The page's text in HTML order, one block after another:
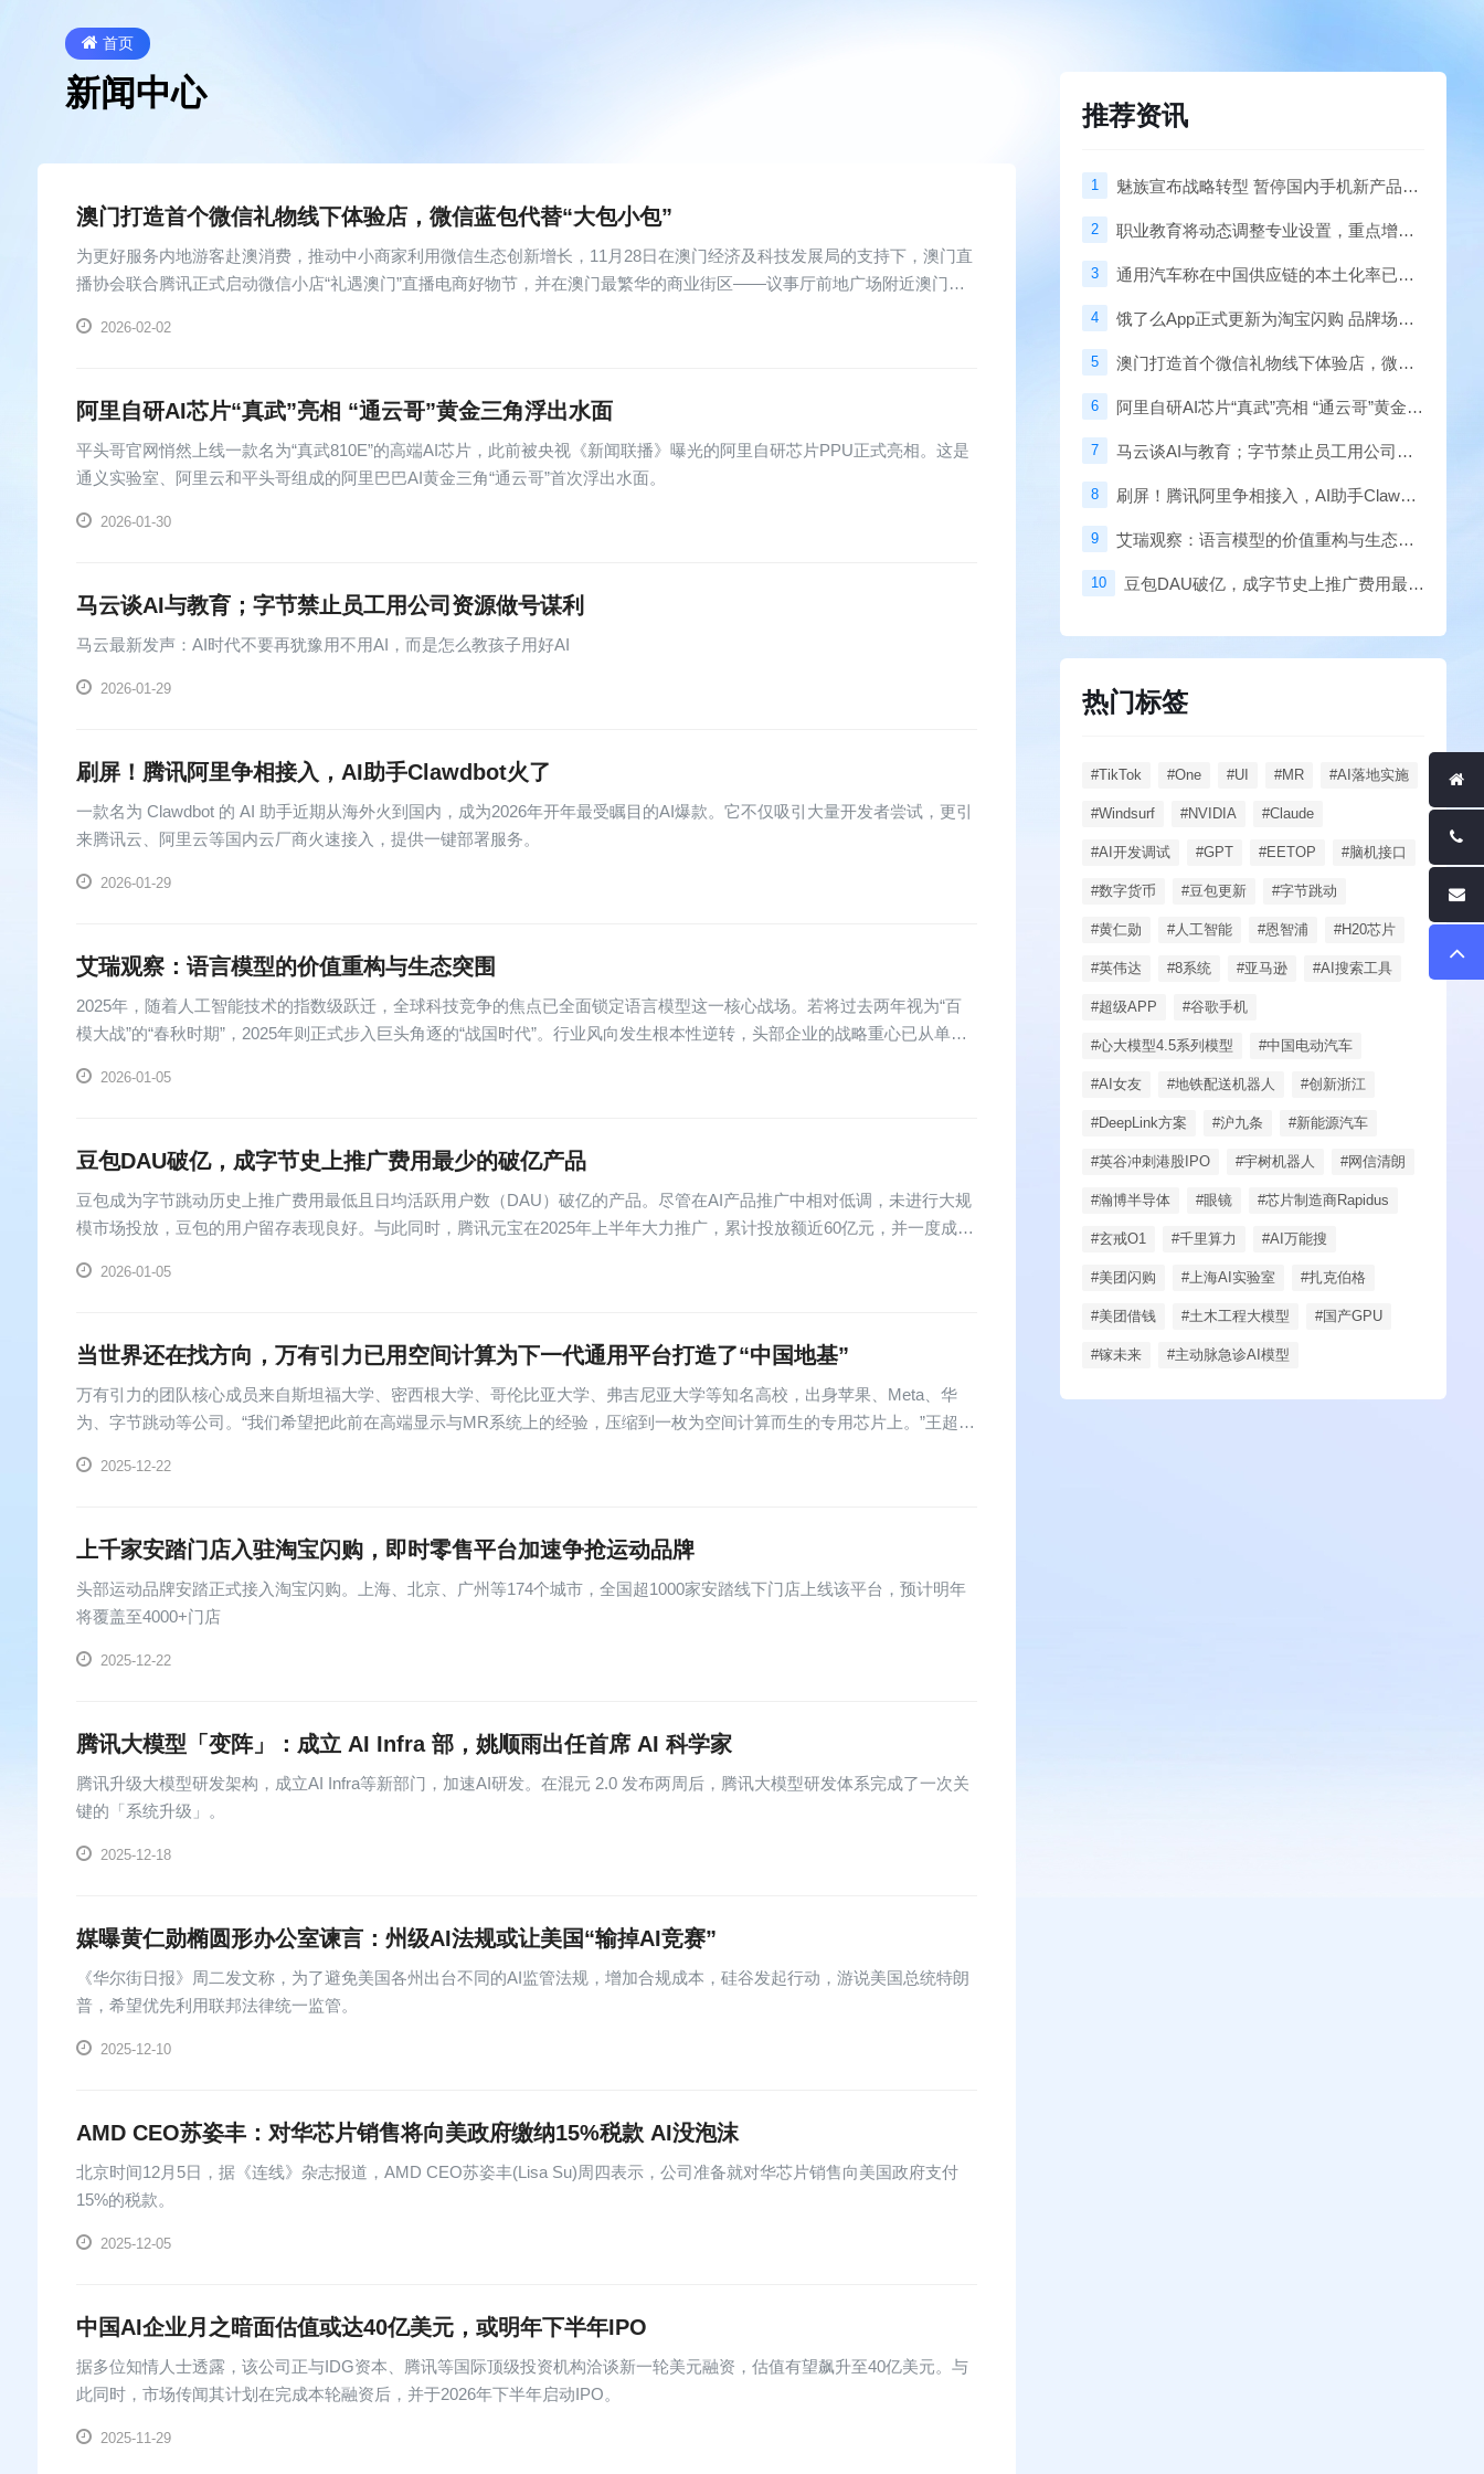
首页
新闻中心
澳门打造首个微信礼物线下体验店，微信蓝包代替“大包小包”
为更好服务内地游客赴澳消费，推动中小商家利用微信生态创新增长，11月28日在澳门经济及科技发展局的支持下，澳门直
播协会联合腾讯正式启动微信小店“礼遇澳门”直播电商好物节，并在澳门最繁华的商业街区——议事厅前地广场附近澳门何
2026-02-02
阿里自研AI芯片“真武”亮相 “通云哥”黄金三角浮出水面
平头哥官网悄然上线一款名为“真武810E”的高端AI芯片，此前被央视《新闻联播》曝光的阿里自研芯片PPU正式亮相。这是
通义实验室、阿里云和平头哥组成的阿里巴巴AI黄金三角“通云哥”首次浮出水面。
2026-01-30
马云谈AI与教育；字节禁止员工用公司资源做号谋利
马云最新发声：AI时代不要再犹豫用不用AI，而是怎么教孩子用好AI
2026-01-29
刷屏！腾讯阿里争相接入，AI助手Clawdbot火了
一款名为 Clawdbot 的 AI 助手近期从海外火到国内，成为2026年开年最受瞩目的AI爆款。它不仅吸引大量开发者尝试，更引
来腾讯云、阿里云等国内云厂商火速接入，提供一键部署服务。
2026-01-29
艾瑞观察：语言模型的价值重构与生态突围
2025年，随着人工智能技术的指数级跃迁，全球科技竞争的焦点已全面锁定语言模型这一核心战场。若将过去两年视为“百
模大战”的“春秋时期”，2025年则正式步入巨头角逐的“战国时代”。行业风向发生根本性逆转，头部企业的战略重心已从单纯
2026-01-05
豆包DAU破亿，成字节史上推广费用最少的破亿产品
豆包成为字节跳动历史上推广费用最低且日均活跃用户数（DAU）破亿的产品。尽管在AI产品推广中相对低调，未进行大规
模市场投放，豆包的用户留存表现良好。与此同时，腾讯元宝在2025年上半年大力推广，累计投放额近60亿元，并一度成为
2026-01-05
当世界还在找方向，万有引力已用空间计算为下一代通用平台打造了“中国地基”
万有引力的团队核心成员来自斯坦福大学、密西根大学、哥伦比亚大学、弗吉尼亚大学等知名高校，出身苹果、Meta、华
为、字节跳动等公司。“我们希望把此前在高端显示与MR系统上的经验，压缩到一枚为空间计算而生的专用芯片上。”王超昊
2025-12-22
上千家安踏门店入驻淘宝闪购，即时零售平台加速争抢运动品牌
头部运动品牌安踏正式接入淘宝闪购。上海、北京、广州等174个城市，全国超1000家安踏线下门店上线该平台，预计明年
将覆盖至4000+门店
2025-12-22
腾讯大模型「变阵」：成立 AI Infra 部，姚顺雨出任首席 AI 科学家
腾讯升级大模型研发架构，成立AI Infra等新部门，加速AI研发。在混元 2.0 发布两周后，腾讯大模型研发体系完成了一次关
键的「系统升级」。
2025-12-18
媒曝黄仁勋椭圆形办公室谏言：州级AI法规或让美国“输掉AI竞赛”
《华尔街日报》周二发文称，为了避免美国各州出台不同的AI监管法规，增加合规成本，硅谷发起行动，游说美国总统特朗
普，希望优先利用联邦法律统一监管。
2025-12-10
AMD CEO苏姿丰：对华芯片销售将向美政府缴纳15%税款 AI没泡沫
北京时间12月5日，据《连线》杂志报道，AMD CEO苏姿丰(Lisa Su)周四表示，公司准备就对华芯片销售向美国政府支付
15%的税款。
2025-12-05
中国AI企业月之暗面估值或达40亿美元，或明年下半年IPO
据多位知情人士透露，该公司正与IDG资本、腾讯等国际顶级投资机构洽谈新一轮美元融资，估值有望飙升至40亿美元。与
此同时，市场传闻其计划在完成本轮融资后，并于2026年下半年启动IPO。
2025-11-29
推荐资讯
1 魅族宣布战略转型 暂停国内手机新产品自研硬件项目
2 职业教育将动态调整专业设置，重点增设人工智能等领域新专业
3 通用汽车称在中国供应链的本土化率已超95% 福特2025年营业收入1873亿美元
4 饿了么App正式更新为淘宝闪购 品牌场景将陆续完成升级
5 澳门打造首个微信礼物线下体验店，微信蓝包代替“大包小包”
6 阿里自研AI芯片“真武”亮相 “通云哥”黄金三角浮出水面
7 马云谈AI与教育；字节禁止员工用公司资源做号谋利
8 刷屏！腾讯阿里争相接入，AI助手Clawdbot火了
9 艾瑞观察：语言模型的价值重构与生态突围
10 豆包DAU破亿，成字节史上推广费用最少的破亿产品
热门标签
#TikTok #One #UI #MR #AI落地实施
#Windsurf #NVIDIA #Claude
#AI开发调试 #GPT #EETOP #脑机接口
#数字货币 #豆包更新 #字节跳动
#黄仁勋 #人工智能 #恩智浦 #H20芯片
#英伟达 #8系统 #亚马逊 #AI搜索工具
#超级APP #谷歌手机
#心大模型4.5系列模型 #中国电动汽车
#AI女友 #地铁配送机器人 #创新浙江
#DeepLink方案 #沪九条 #新能源汽车
#英谷冲刺港股IPO #宇树机器人 #网信清朗
#瀚博半导体 #眼镜 #芯片制造商Rapidus
#玄戒O1 #千里算力 #AI万能搜
#美团闪购 #上海AI实验室 #扎克伯格
#美团借钱 #土木工程大模型 #国产GPU
#镓未来 #主动脉急诊AI模型